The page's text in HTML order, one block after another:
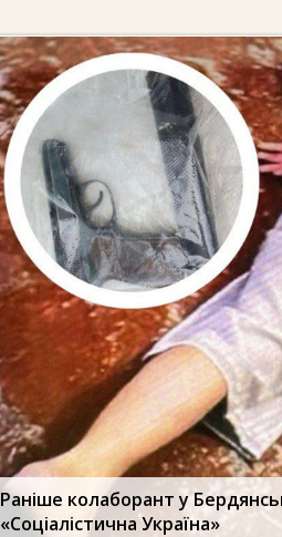
Раніше колаборант у
«Соціалістична Україна»